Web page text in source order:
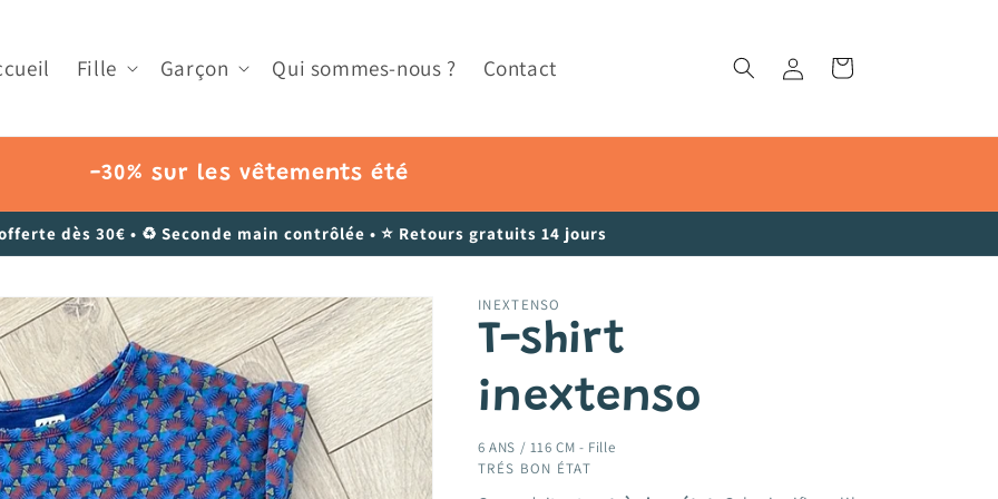
Fille Garçon Qui sommes-nous ? Contact Connexion Panier
-30% sur les vêtements été
dès 30€ • ♻️ Seconde main contrôlée • ⭐ Retours gratuits 14 jours
INEXTENSO
T-shirt
inextenso
6 ANS / 116 CM - Fille
TRÉS BON ÉTAT